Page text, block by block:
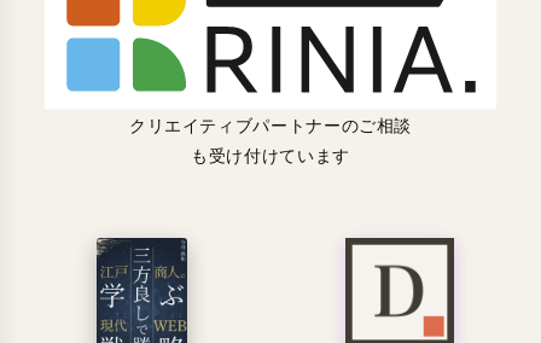
クリエイティブパートナーのご相談
も受け付けています